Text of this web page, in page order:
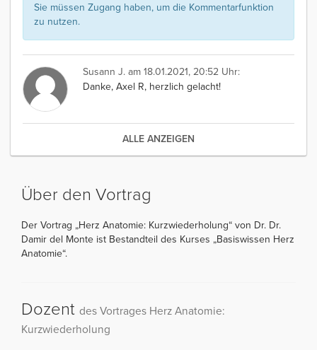
Sie müssen Zugang haben, um die Kommentarfunktion
zu nutzen.
Susann J. am 18.01.2021, 20:52 Uhr:
Danke, Axel R, herzlich gelacht!
ALLE ANZEIGEN
Über den Vortrag
Der Vortrag „Herz Anatomie: Kurzwiederholung“ von Dr. Dr.
Damir del Monte ist Bestandteil des Kurses „Basiswissen Herz
Anatomie“.
Dozent des Vortrages Herz Anatomie:
Kurzwiederholung